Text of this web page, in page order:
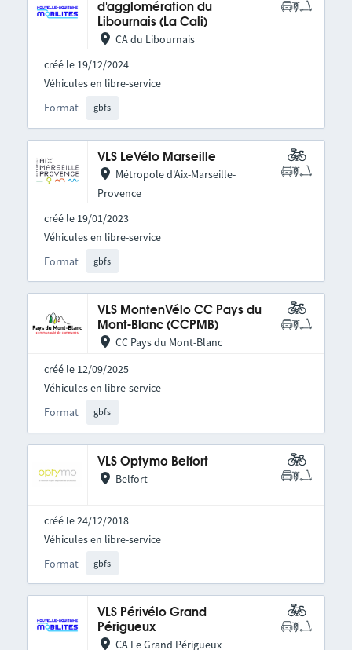
d'agglomération du
Libournais (La Cali)
CA du Libournais
créé le 19/12/2024
Format gbfs
Véhicules en libre-service
VLS LeVélo Marseille
Métropole d'Aix-Marseille-
Provence
créé le 19/01/2023
Format gbfs
Véhicules en libre-service
VLS MontenVélo CC Pays du
Mont-Blanc (CCPMB)
CC Pays du Mont-Blanc
créé le 12/09/2025
Format gbfs
Véhicules en libre-service
VLS Optymo Belfort
Belfort
créé le 24/12/2018
Format gbfs
Véhicules en libre-service
VLS Périvélo Grand
Périgueux
CA Le Grand Périgueux